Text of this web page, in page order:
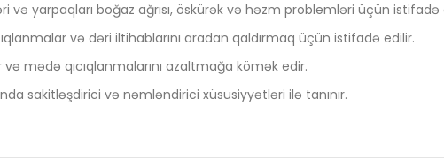
və yarpaqları boğaz ağrısı, öskürək və həzm problemləri üçün istifadə
və dəri iltihablarını aradan qaldırmaq üçün istifadə edilir.
mədə qıcıqlanmalarını azaltmağa kömək edir.
sakitləşdirici və nəmləndirici xüsusiyyətləri ilə tanınır.